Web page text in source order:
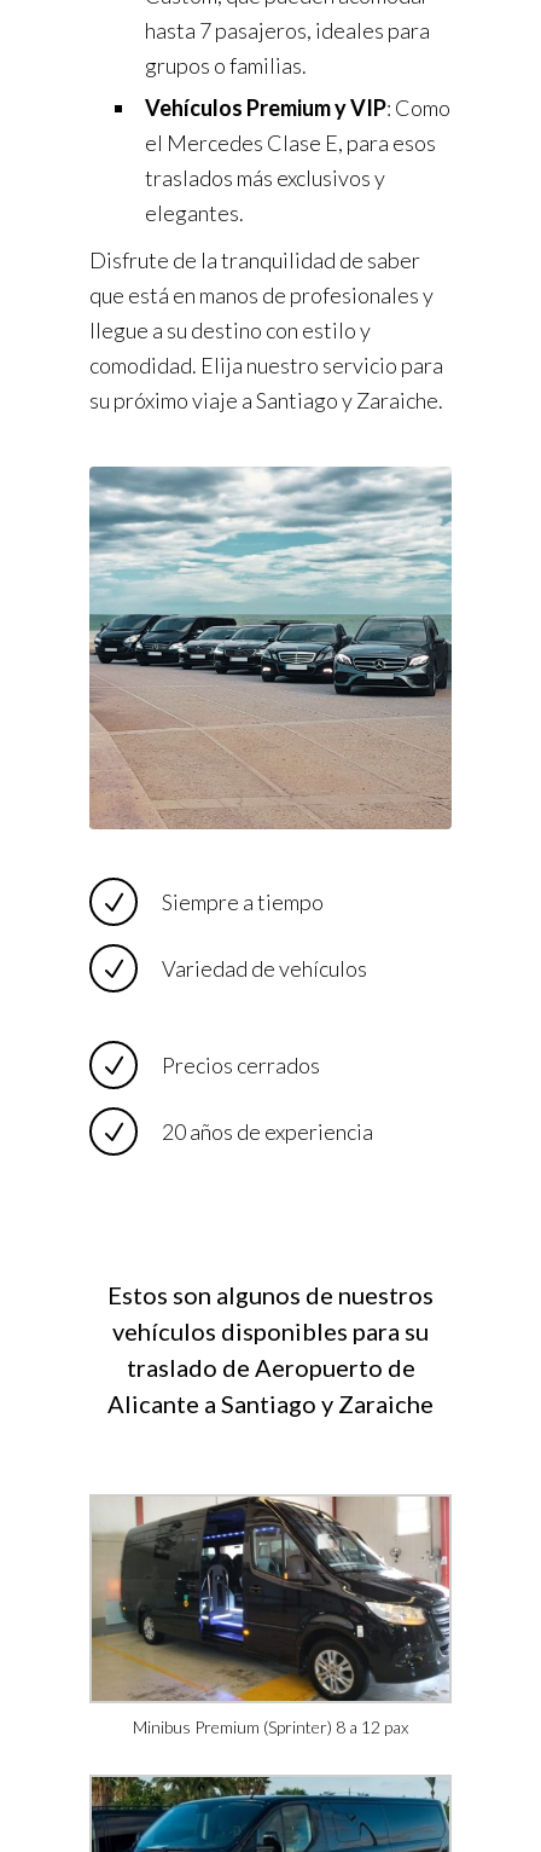
hasta 7 pasajeros, ideales para
grupos o familias.
Vehículos Premium y VIP: Como
el Mercedes Clase E, para esos
traslados más exclusivos y
elegantes.
Disfrute de la tranquilidad de saber
que está en manos de profesionales y
llegue a su destino con estilo y
comodidad. Elija nuestro servicio para
su próximo viaje a Santiago y Zaraiche.
Siempre a tiempo
Variedad de vehículos
Precios cerrados
20 años de experiencia
Estos son algunos de nuestros
vehículos disponibles para su
traslado de Aeropuerto de
Alicante a Santiago y Zaraiche
Minibus Premium (Sprinter) 8 a 12 pax